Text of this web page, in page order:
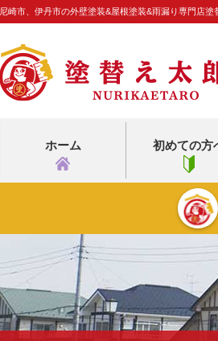
尼崎市、伊丹市の外壁塗装&屋根塗装&雨漏り専門店塗
ホーム 初めての方